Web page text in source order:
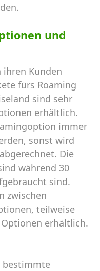
und
Kunden
fürs Roaming
sind sehr
erhältlich.
immer
sonst wird
Die
während 30
sind.
zwischen
teilweise
erhältlich.
bestimmte